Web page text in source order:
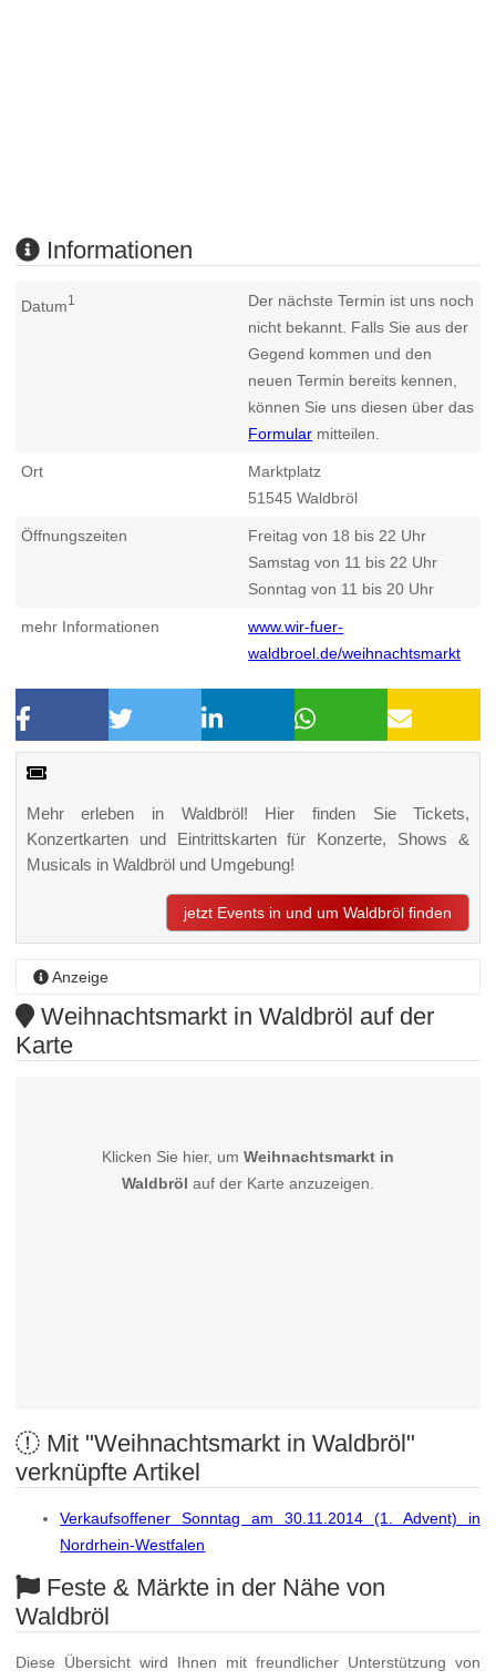
Informationen
Datum1
Der nächste Termin ist uns noch
nicht bekannt. Falls Sie aus der
Gegend kommen und den
neuen Termin bereits kennen,
können Sie uns diesen über das
Formular mitteilen.
Ort
Marktplatz
51545 Waldbröl
Öffnungszeiten
Freitag von 18 bis 22 Uhr
Samstag von 11 bis 22 Uhr
Sonntag von 11 bis 20 Uhr
mehr Informationen
www.wir-fuer-
waldbroel.de/weihnachtsmarkt
Mehr erleben in Waldbröl! Hier finden Sie Tickets,
Konzertkarten und Eintrittskarten für Konzerte, Shows &
Musicals in Waldbröl und Umgebung!
jetzt Events in und um Waldbröl finden
Anzeige
Weihnachtsmarkt in Waldbröl auf der
Karte
Klicken Sie hier, um Weihnachtsmarkt in
Waldbröl auf der Karte anzuzeigen.
Mit "Weihnachtsmarkt in Waldbröl"
verknüpfte Artikel
Verkaufsoffener Sonntag am 30.11.2014 (1. Advent) in
Nordrhein-Westfalen
Feste & Märkte in der Nähe von
Waldbröl
Diese Übersicht wird Ihnen mit freundlicher Unterstützung von